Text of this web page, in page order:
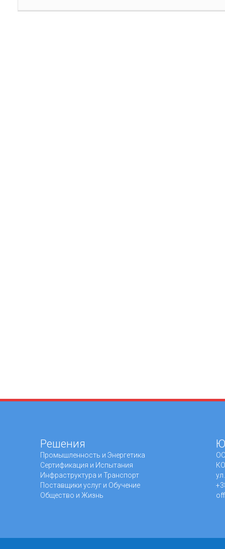
Решения
Промышленность и Энергетика
Сертификация и Испытания
Инфраструктура и Транспорт
Поставщики услуг и Обучение
Общество и Жизнь